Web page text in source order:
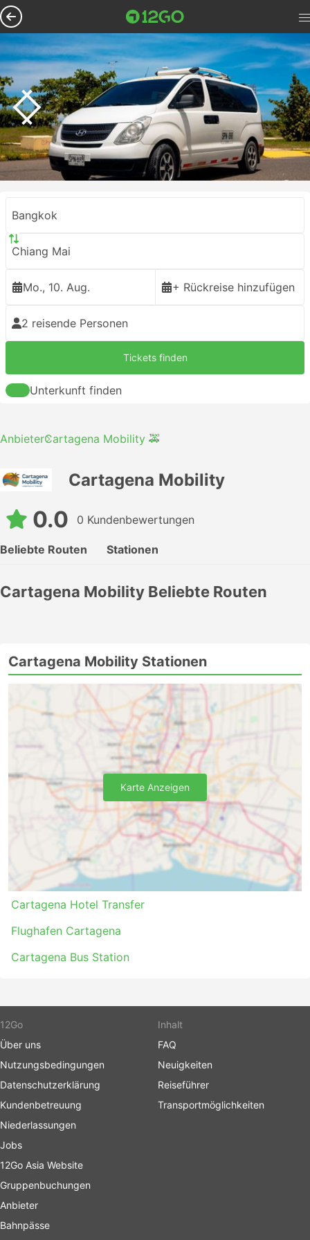
Bangkok
Chiang Mai
Mo., 10. Aug. + Rückreise hinzufügen
2 reisende Personen
Tickets finden
Unterkunft finden
AnbieterCartagena Mobility 🚕
Cartagena Mobility
0.0 0 Kundenbewertungen
Beliebte Routen Stationen
Cartagena Mobility Beliebte Routen
Cartagena Mobility Stationen
Cartagena Hotel Transfer
Flughafen Cartagena
Cartagena Bus Station
Karte Anzeigen
12Go
Über uns
Nutzungsbedingungen
Datenschutzerklärung
Kundenbetreuung
Niederlassungen
Jobs
12Go Asia Website
Gruppenbuchungen
Anbieter
Bahnpässe
Inhalt
FAQ
Neuigkeiten
Reiseführer
Transportmöglichkeiten